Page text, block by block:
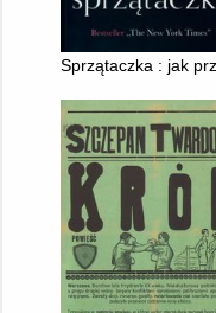
Sprzątaczka : jak